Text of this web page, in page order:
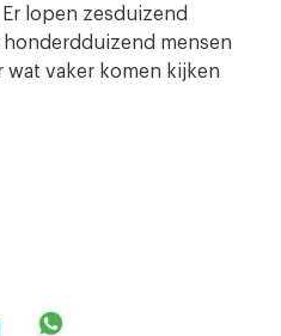
lopen zesduizend
mensen
wat vaker komen kijken